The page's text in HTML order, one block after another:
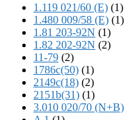
1.119 021/60 (E) (1)
1.480 009/58 (E) (1)
1.81 203-92N (1)
1.82 202-92N (2)
11-79 (2)
1786c(50) (1)
2149c(18) (2)
2151b(31) (1)
3.010 020/70 (N+B)